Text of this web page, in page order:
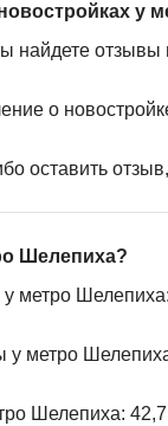
у
найдете
о
оставить
Шелепиха?
метро
у метро
Шелепиха: 42,7